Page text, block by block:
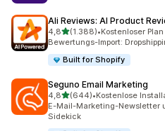
Ali Reviews: AI Product
4,8von 5 Sternen
(1.388)
1388 Rezensionen insgesamt
•Kostenloser
Bewertungs-Import:
Built for Shopify
Seguno Email Marketing
4,8von 5 Sternen
(644)
644 Rezensionen insgesamt
•Kostenlose
E-Mail-Marketing-Newsletter
Sidekick